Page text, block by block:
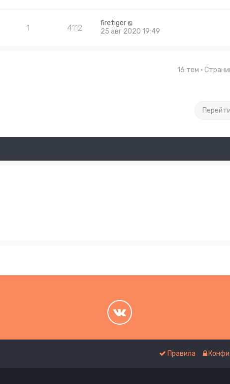
1 4112
firetiger
25 авг 2020 19:49
16 тем •
Перейти
Правила